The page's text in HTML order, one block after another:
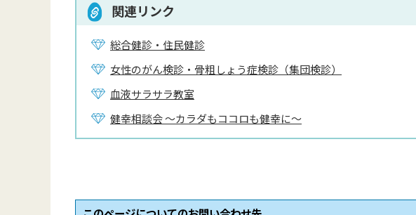
関連リンク
総合健診・住民健診
女性のがん検診・骨粗しょう症検診（集団検診）
血液サラサラ教室
健幸相談会 ～カラダもココロも健幸に～